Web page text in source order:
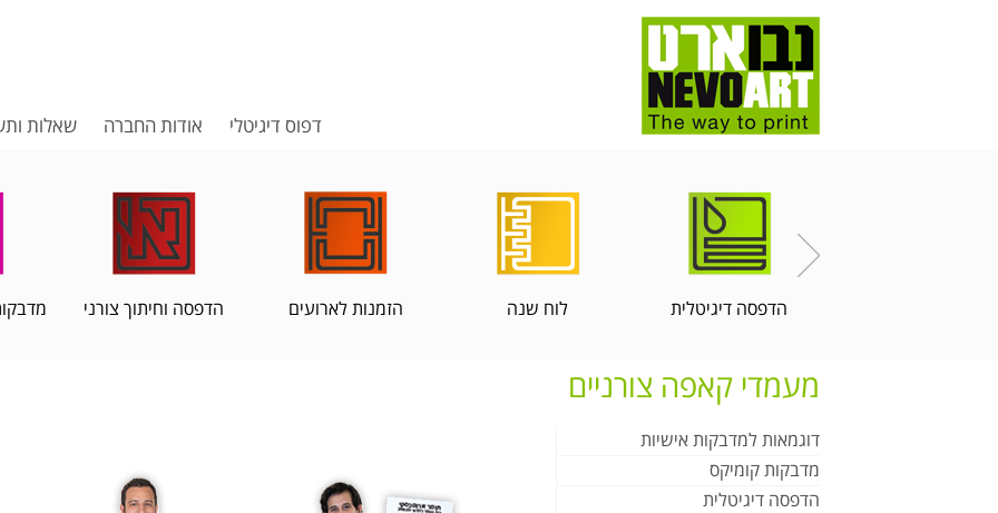
דפוס דיגיטלי אודות החברה שאלות
הדפסה דיגיטלית לוח שנה הזמנות לארועים הדפסה וחיתוך צורני
מעמדי קאפה צורניים
דוגמאות למדבקות אישיות
מדבקות קומיקס
הדפסה דיגיטלית